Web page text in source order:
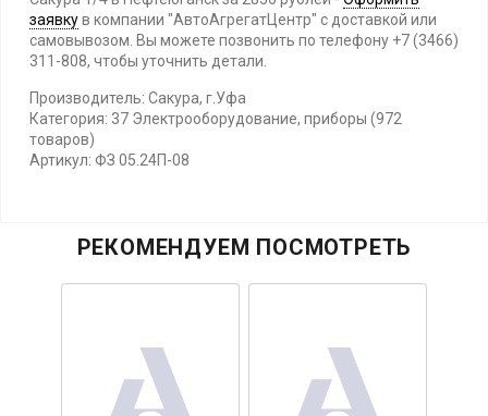
заявкув компании "АвтоАгрегатЦентр" с доставкой или
самовывозом. Вы можете позвонить по телефону +7 (3466)
311-808, чтобы уточнить детали.
Производитель: Сакура, г.Уфа
Категория: 37 Электрооборудование, приборы (972
товаров)
Артикул: ФЗ 05.24П-08
РЕКОМЕНДУЕМ ПОСМОТРЕТЬ